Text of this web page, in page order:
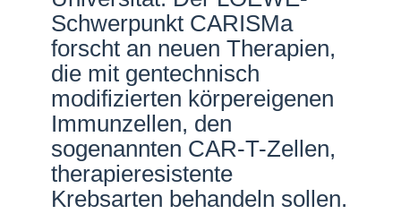
Schwerpunkt CARISMa
forscht an neuen Therapien,
die mit gentechnisch
modifizierten körpereigenen
Immunzellen, den
sogenannten CAR-T-Zellen,
therapieresistente
Krebsarten behandeln sollen.